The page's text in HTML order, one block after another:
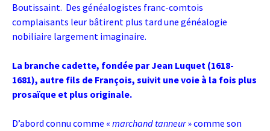
Boutissaint. Des généalogistes franc-comtois
complaisants leur bâtirent plus tard une généalogie
nobiliaire largement imaginaire.
La branche cadette, fondée par Jean Luquet (1618-
1681), autre fils de François, suivit une voie à la fois plus
prosaïque et plus originale.
D’abord connu comme « marchand tanneur» comme son